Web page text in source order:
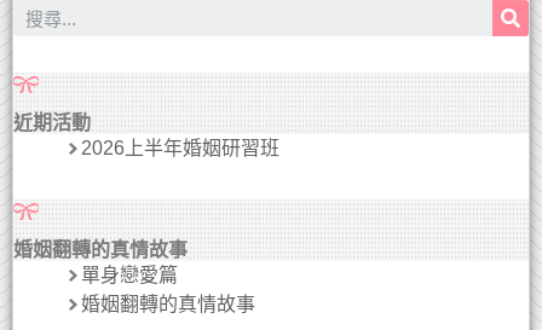
近期活動
2026上半年婚姻研習班
婚姻翻轉的真情故事
單身戀愛篇
婚姻翻轉的真情故事